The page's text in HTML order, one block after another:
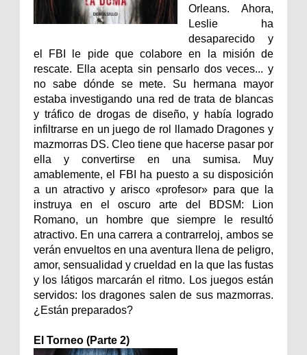
Orleans. Ahora,
Leslie ha
desaparecido y
el FBI le pide que colabore en la misión de
rescate. Ella acepta sin pensarlo dos veces... y
no sabe dónde se mete. Su hermana mayor
estaba investigando una red de trata de blancas
y tráfico de drogas de diseño, y había logrado
infiltrarse en un juego de rol llamado Dragones y
mazmorras DS. Cleo tiene que hacerse pasar por
ella y convertirse en una sumisa. Muy
amablemente, el FBI ha puesto a su disposición
a un atractivo y arisco «profesor» para que la
instruya en el oscuro arte del BDSM: Lion
Romano, un hombre que siempre le resultó
atractivo. En una carrera a contrarreloj, ambos se
verán envueltos en una aventura llena de peligro,
amor, sensualidad y crueldad en la que las fustas
y los látigos marcarán el ritmo. Los juegos están
servidos: los dragones salen de sus mazmorras.
¿Están preparados?
El Torneo (Parte 2)